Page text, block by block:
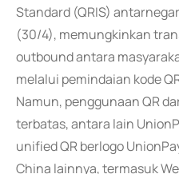
Standard (QRIS)
(30/4), memungkinkan
outbound antara
melalui pemindaian kode
Namun, penggunaan QR
terbatas, antara lain
unified QR berlogo
China lainnya, termasuk